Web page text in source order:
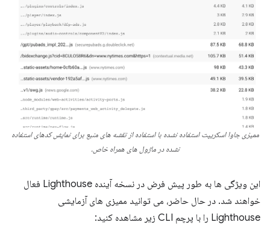
ممیزی جاوا اسکریپت استفاده نشده با استفاده از نقشه های منبع برای نمایش کدهای استفاده
نشده در ماژول های همراه خاص.
این ویژگی ها به طور پیش فرض در نسخه آینده Lighthouse فعال
خواهند شد. در حال حاضر، می توانید ممیزی های آزمایشی
Lighthouse را با پرچم CLI زیر مشاهده کنید: